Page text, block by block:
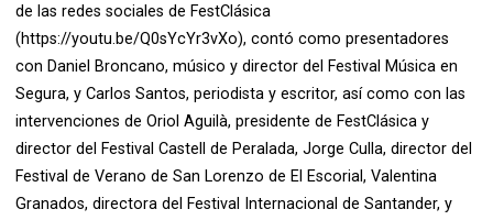
de las redes sociales de FestClásica
(https://youtu.be/Q0sYcYr3vXo), contó como presentadores
con Daniel Broncano, músico y director del Festival Música en
Segura, y Carlos Santos, periodista y escritor, así como con las
intervenciones de Oriol Aguilà, presidente de FestClásica y
director del Festival Castell de Peralada, Jorge Culla, director del
Festival de Verano de San Lorenzo de El Escorial, Valentina
Granados, directora del Festival Internacional de Santander, y